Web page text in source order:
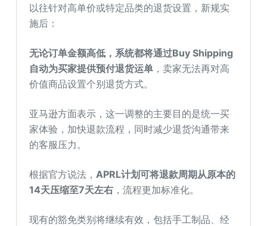
以往针对高单价或特定品类的退货设置，新规实
施后：
无论订单金额高低，系统都将通过Buy Shipping
自动为买家提供预付退货运单 ，卖家无法再对高
价值商品设置个别退货方式。
亚马逊方面表示，这一调整的主要目的是统一买
家体验，加快退款流程，同时减少退货沟通带来
的客服压力。
根据官方说法， APRL计划可将退款周期从原本的
14天压缩至7天左右 ，流程更加标准化。
现有的豁免类别将继续有效，包括手工制品、经